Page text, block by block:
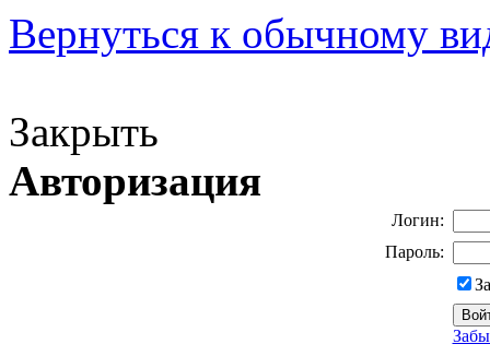
Вернуться к обычному
Закрыть
Авторизация
Логин:
Пароль: